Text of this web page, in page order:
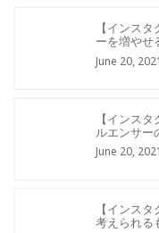
【インス
ーを増やせ
June 20, 2021
【インス
ルエンサー
June 20, 2021
【インス
考えられる